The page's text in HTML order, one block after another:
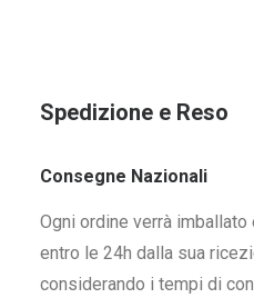
Spedizione e Reso
Consegne Nazionali
Ogni ordine verrà
entro le 24h dalla sua
considerando i tempi di